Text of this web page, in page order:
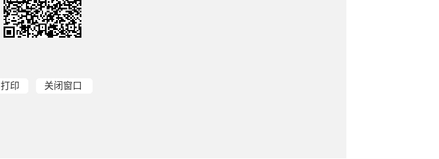
打印 关闭窗口